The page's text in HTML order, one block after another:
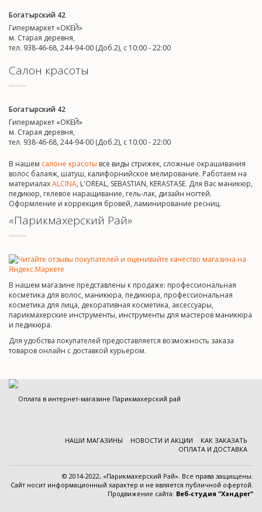
Богатырский 42
Гипермаркет «ОКЕЙ»
м. Старая деревня,
тел. 938-46-68, 244-94-00 (Доб.2), c 10:00 - 22:00
Салон красоты
Богатырский 42
Гипермаркет «ОКЕЙ»
м. Старая деревня,
тел. 938-46-68, 244-94-00 (Доб.2), c 10:00 - 22:00
В нашем салоне красоты все виды стрижек, сложные окрашивания
волос балаяж, шатуш, калифорнийское мелирование. Работаем на
материалахALCINA, L'OREAL, SEBASTIAN, KERASTASE. Для Вас маникюр,
педикюр, гелевое наращивание, гель-лак, дизайн ногтей.
Оформление и коррекция бровей, ламинирование ресниц.
«Парикмахерский Рай»
В нашем магазине представлены к продаже: профессиональная
косметика для волос, маникюра, педикюра, профессиональная
косметика для лица, декоративная косметика, аксессуары,
парикмахерские инструменты, инструменты для мастеров маникюра
и педикюра.
Для удобства покупателей предоставляется возможность заказа
товаров онлайн с доставкой курьером.
НАШИ МАГАЗИНЫ НОВОСТИ И АКЦИИ
КАК ЗАКАЗАТЬ
ОПЛАТА И ДОСТАВКА
© 2014-2022, «Парикмахерский Рай». Все права защищены.
Cайт носит информационный характер и не является публичной офертой.
Продвижение сайта: Веб-студия "Хэндрег"